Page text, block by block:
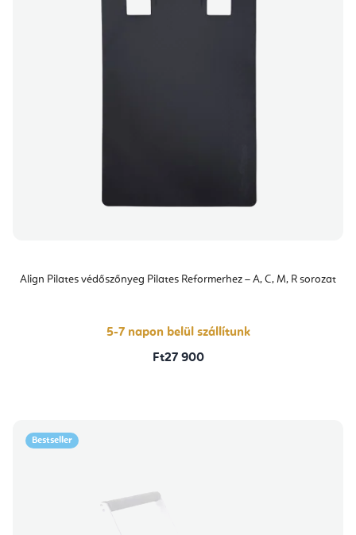
Align Pilates védőszőnyeg Pilates Reformerhez – A, C, M, R sorozat
5-7 napon belül szállítunk
Ft27 900
Bestseller